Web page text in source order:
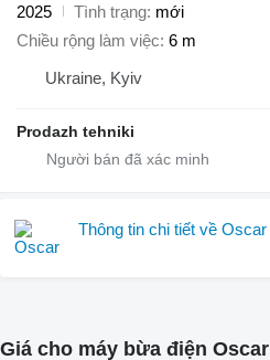
2025
Tình trạng mới
Chiều rộng làm việc 6 m
Ukraine, Kyiv
Prodazh tehniki
Thông tin chi tiết về Oscar
Giá cho máy bừa điện Oscar